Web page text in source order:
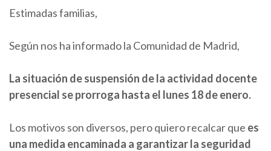
Estimadas familias,
Según nos ha informado la Comunidad de Madrid,
La situación de suspensión de la actividad docente
presencial se prorroga hasta el lunes 18 de enero.
Los motivos son diversos, pero quiero recalcar que es
una medida encaminada a garantizar la seguridad